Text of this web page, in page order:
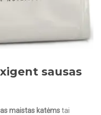
sausas
maistas katėmstai